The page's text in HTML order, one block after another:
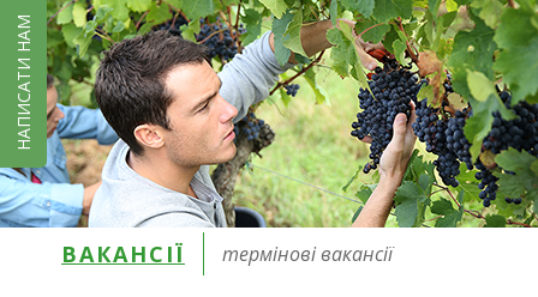
НАПИСАТИ НАМ
ВАКАНСІЇ термінові вакансії